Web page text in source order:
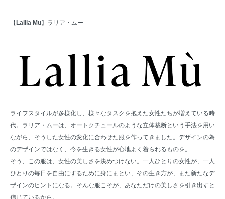
【 Lallia Mu】ラリア・ムー
ライフスタイルが多様化し、様々なタスクを抱えた女性たちが増えている時
代。ラリア・ムーは、オートクチュールのような立体裁断という手法を用い
ながら、そうした女性の変化に合わせた服を作ってきました。デザインの為
のデザインではなく、今を生きる女性が心地よく着られるものを。
そう、この服は、女性の美しさを決めつけない。一人ひとりの女性が、一人
ひとりの毎日を自由にするために身にまとい、その生き方が、また新たなデ
ザインのヒントになる。そんな服こそが、あなただけの美しさを引き出すと